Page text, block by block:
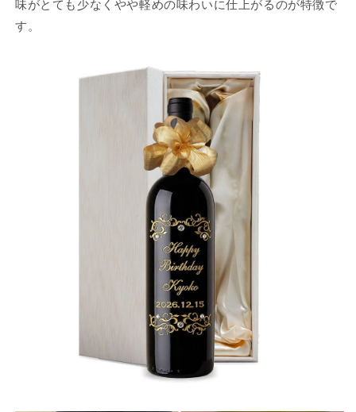
味がとても少なくやや軽めの味わいに仕上がるのが特徴で
す。